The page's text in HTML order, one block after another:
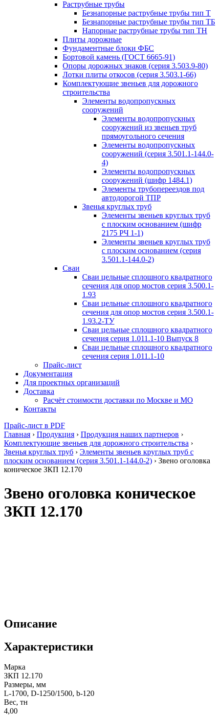
Раструбные трубы
Безнапорные раструбные трубы тип Т
Безнапорные раструбные трубы тип ТБ
Напорные раструбные трубы тип ТН
Плиты дорожные
Фундаментные блоки ФБС
Бортовой камень (ГОСТ 6665-91)
Опоры дорожных знаков (серия 3.503.9-80)
Лотки плиты откосов (серия 3.503.1-66)
Комплектующие звеньев для дорожного
строительства
Элементы водопропускных
сооружений
Элементы водопропускных
сооружений из звеньев труб
прямоугольного сечения
Элементы водопропускных
сооружений (серия 3.501.1-144.0-
4)
Элементы водопропускных
сооружений (шифр 1484.1)
Элементы трубопереездов под
автодорогой ТПР
Звенья круглых труб
Элементы звеньев круглых труб
с плоским основанием (шифр
2175 РЧ 1-1)
Элементы звеньев круглых труб
с плоским основанием (серия
3.501.1-144.0-2)
Сваи
Сваи цельные сплошного квадратного
сечения для опор мостов серия 3.500.1-
1.93
Сваи цельные сплошного квадратного
сечения для опор мостов серия 3.500.1-
1.93.2-ТУ
Сваи цельные сплошного квадратного
сечения серия 1.011.1-10 Выпуск 8
Сваи цельные сплошного квадратного
сечения серия 1.011.1-10
Прайс-лист
Документация
Для проектных организаций
Доставка
Расчёт стоимости доставки по Москве и МО
Контакты
Прайс-лист в PDF
Главная › Продукция › Продукция наших партнеров ›
Комплектующие звеньев для дорожного строительства ›
Звенья круглых труб › Элементы звеньев круглых труб с
плоским основанием (серия 3.501.1-144.0-2) › Звено оголовка
коническое ЗКП 12.170
Звено оголовка коническое
ЗКП 12.170
Описание
Характеристики
Марка
ЗКП 12.170
Размеры, мм
L-1700, D-1250/1500, b-120
Вес, тн
4,00